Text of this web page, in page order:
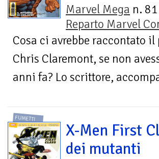
Marvel Mega n.
Reparto Marvel
Cosa ci avrebbe raccontato
Chris Claremont, se non
anni fa? Lo scrittore,
FUMETTI
X-Men First
dei mutanti